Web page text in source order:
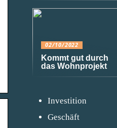
02/10/2022
Kommt gut durch
das Wohnprojekt
Investition
Geschäft